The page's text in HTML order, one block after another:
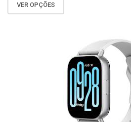
VER OPÇÕES